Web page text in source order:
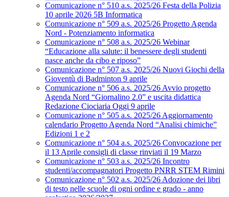
Comunicazione n° 510 a.s. 2025/26 Festa della Polizia
10 aprile 2026 5B Informatica
Comunicazione n° 509 a.s. 2025/26 Progetto Agenda
Nord - Potenziamento informatica
Comunicazione n° 508 a.s. 2025/26 Webinar
“Educazione alla salute: il benessere degli studenti
nasce anche da cibo e riposo”
Comunicazione n° 507 a.s. 2025/26 Nuovi Giochi della
Gioventù di Badminton 9 aprile
Comunicazione n° 506 a.s. 2025/26 Avvio progetto
Agenda Nord “Giornalino 2.0” e uscita didattica
Redazione Ciociaria Oggi 9 aprile
Comunicazione n° 505 a.s. 2025/26 Aggiornamento
calendario Progetto Agenda Nord “Analisi chimiche”
Edizioni 1 e 2
Comunicazione n° 504 a.s. 2025/26 Convocazione per
il 13 Aprile consigli di classe rinviati il 19 Marzo
Comunicazione n° 503 a.s. 2025/26 Incontro
studenti/accompagnatori Progetto PNRR STEM Rimini
Comunicazione n° 502 a.s. 2025/26 Adozione dei libri
di testo nelle scuole di ogni ordine e grado - anno